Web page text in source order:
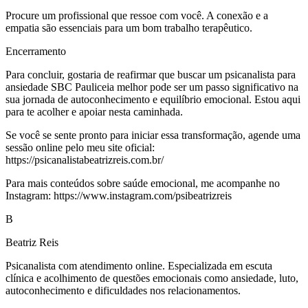
Procure um profissional que ressoe com você. A conexão e a
empatia são essenciais para um bom trabalho terapêutico.
Encerramento
Para concluir, gostaria de reafirmar que buscar um psicanalista para
ansiedade SBC Pauliceia melhor pode ser um passo significativo na
sua jornada de autoconhecimento e equilíbrio emocional. Estou aqui
para te acolher e apoiar nesta caminhada.
Se você se sente pronto para iniciar essa transformação, agende uma
sessão online pelo meu site oficial:
https://psicanalistabeatrizreis.com.br/
Para mais conteúdos sobre saúde emocional, me acompanhe no
Instagram: https://www.instagram.com/psibeatrizreis
B
Beatriz Reis
Psicanalista com atendimento online. Especializada em escuta
clínica e acolhimento de questões emocionais como ansiedade, luto,
autoconhecimento e dificuldades nos relacionamentos.